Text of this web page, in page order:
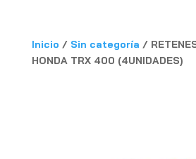
Inicio / Sin categoría /
HONDA TRX 400 (4UNIDADES)